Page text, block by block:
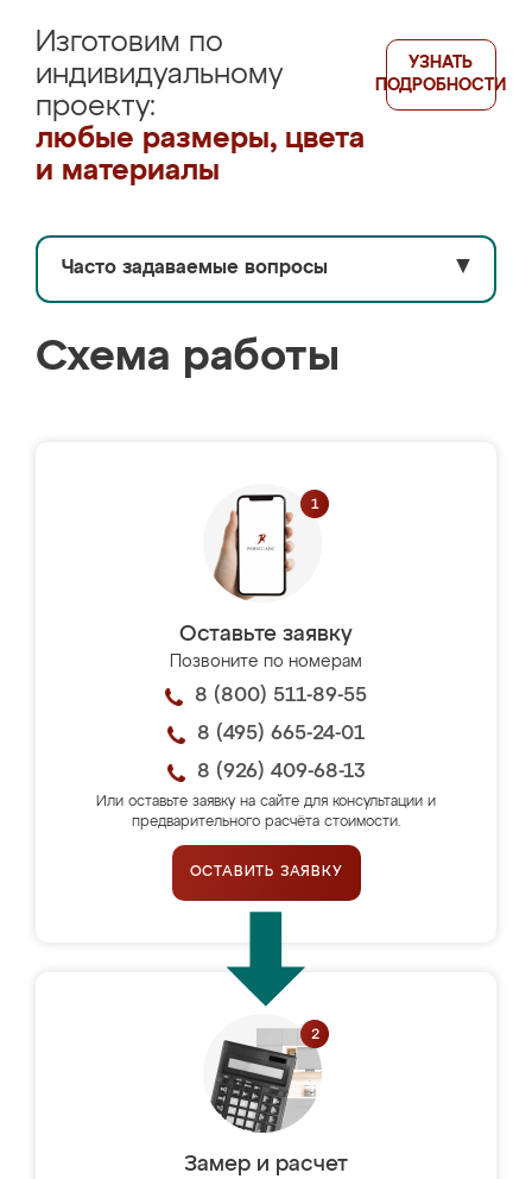
Изготовим по
индивидуальному
проекту:
любые размеры, цвета
и материалы
УЗНАТЬ
ПОДРОБНОСТИ
Часто задаваемые вопросы ▼
Схема работы
Оставьте заявку
Позвоните по номерам
8 (800) 511-89-55
8 (495) 665-24-01
8 (926) 409-68-13
Или оставьте заявку на сайте для консультации и
предварительного расчёта стоимости.
ОСТАВИТЬ ЗАЯВКУ
Замер и расчет